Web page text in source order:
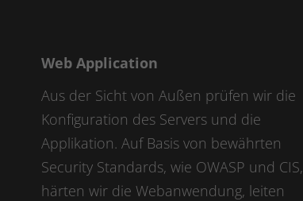
Web Application
Aus der Sicht von Außen prüfen wir die
Konfiguration des Servers und die
Applikation. Auf Basis von bewährten
Security Standards, wie OWASP und CIS,
härten wir die Webanwendung, leiten